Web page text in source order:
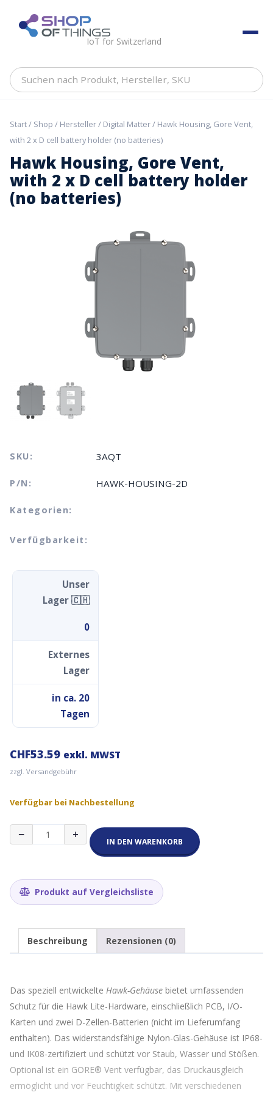
content ShopOfThings
IoT for Switzerland
Suchen
Hersteller,
Start/ Shop / Hersteller/ Digital Matter/ Hawk Housing, Gore Vent,
with 2 x D cell battery holder (no batteries)
Hawk Housing, Gore Vent,
with 2 x D cell battery holder
(no batteries)
SKU: 3AQT
P/N: HAWK-HOUSING-2D
Kategorien:
Verfügbarkeit:
Unser
Lager 🇨🇭
0
Externes
Lager
in ca. 20
Tagen
CHF53.59 exkl. MWST
zzgl. Versandgebühr
Verfügbar bei Nachbestellung
−
Hawk
Housing,
2
x
holder
(no
+ IN DEN WARENKORB
Produkt auf Vergleichsliste
Beschreibung Rezensionen (0)
Das speziell entwickelte Hawk-Gehäuse bietet umfassenden
Schutz für die Hawk Lite-Hardware, einschließlich PCB, I/O-
Karten und zwei D-Zellen-Batterien (nicht im Lieferumfang
enthalten). Das widerstandsfähige Nylon-Glas-Gehäuse ist IP68-
und IK08-zertifiziert und schützt vor Staub, Wasser und Stößen.
Optional ist ein GORE® Vent verfügbar, das Druckausgleich
ermöglicht und vor Feuchtigkeit schützt. Mit verschiedenen